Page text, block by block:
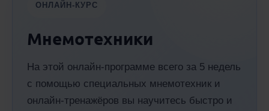
ОНЛАЙН-КУРС
Мнемотехники
На этой онлайн-программе всего за 5 недель
с помощью специальных мнемотехник и
онлайн-тренажёров вы научитесь быстро и